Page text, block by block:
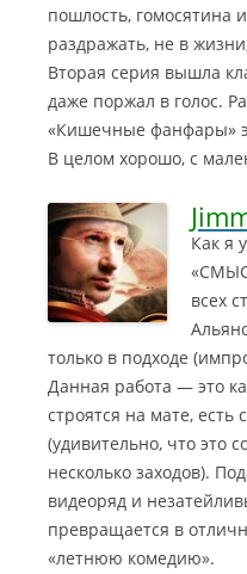
пошлость, гомосятина
раздражать, не в
Вторая серия вышла
даже поржал в голос.
«Кишечные фанфары»
В целом хорошо, с
Как я
всех
только в подходе
Данная работа — это
строятся на мате, есть
(удивительно, что это
несколько заходов).
видеоряд и
превращается в
«летнюю комедию».